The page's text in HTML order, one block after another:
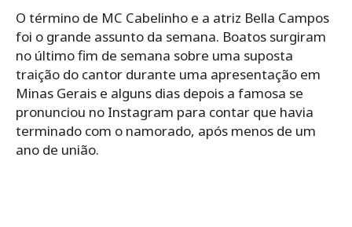
O término de MC Cabelinho e a atriz Bella Campos
foi o grande assunto da semana. Boatos surgiram
no último fim de semana sobre uma suposta
traição do cantor durante uma apresentação em
Minas Gerais e alguns dias depois a famosa se
pronunciou no Instagram para contar que havia
terminado com o namorado, após menos de um
ano de união.